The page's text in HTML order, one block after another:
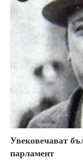
Увековечават
парламент